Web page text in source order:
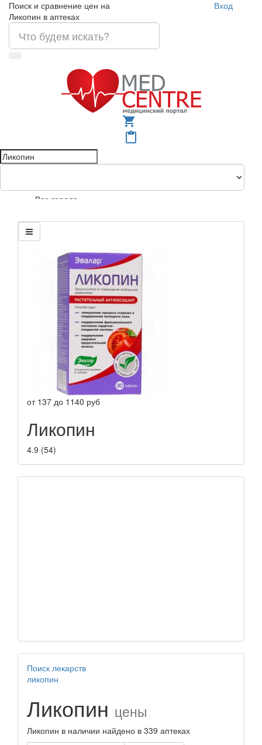
Поиск и сравнение цен на
Ликопин в аптеках
Вход
shopping_cart
content_paste
Все города
от 137 до 1140 руб
Ликопин
4.9 (54)
Поиск лекарств
ликопин
Ликопин цены
Ликопин в наличии найдено в 339 аптеках